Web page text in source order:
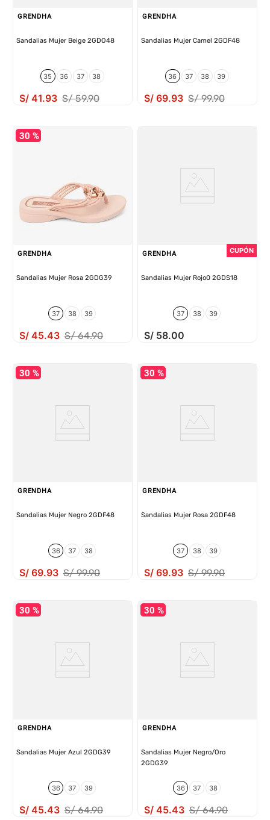
GRENDHA
Sandalias Mujer Beige 2GDO48
35 36 37 38
S/ 41.93 S/ 59.90
GRENDHA
Sandalias Mujer Camel 2GDF48
36 37 38 39
S/ 69.93 S/ 99.90
30 %
GRENDHA
Sandalias Mujer Rosa 2GDG39
37 38 39
S/ 45.43 S/ 64.90
GRENDHA
Sandalias Mujer Rojo0 2GDS18
37 38 39
S/ 58.00
30 %
GRENDHA
Sandalias Mujer Negro 2GDF48
36 37 38
S/ 69.93 S/ 99.90
30 %
GRENDHA
Sandalias Mujer Rosa 2GDF48
37 38 39
S/ 69.93 S/ 99.90
30 %
GRENDHA
Sandalias Mujer Azul 2GDG39
36 37 39
S/ 45.43 S/ 64.90
30 %
GRENDHA
Sandalias Mujer Negro/Oro
2GDG39
36 37 38
S/ 45.43 S/ 64.90